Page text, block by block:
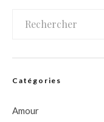
Catégories
Amour